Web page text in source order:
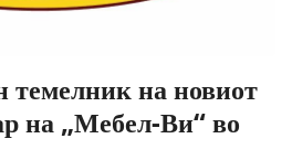
темелник на новиот
на „Мебел-Ви“ во